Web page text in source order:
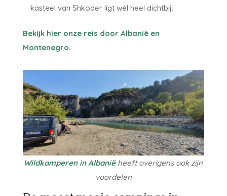
kasteel van Shkoder ligt wél heel dichtbij.
Bekijk hier onze reis door Albanië en
Montenegro.
Wildkamperen in Albanië heeft overigens ook zijn
voordelen